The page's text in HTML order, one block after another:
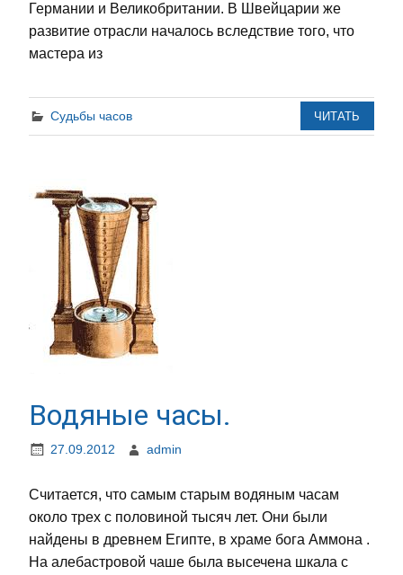
Германии и Великобритании. В Швейцарии же
развитие отрасли началось вследствие того, что
мастера из
Судьбы часов ЧИТАТЬ
Водяные часы.
27.09.2012 admin
Считается, что самым старым водяным часам
около трех с половиной тысяч лет. Они были
найдены в древнем Египте, в храме бога Аммона .
На алебастровой чаше была высечена шкала с